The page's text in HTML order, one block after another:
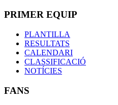
PRIMER EQUIP
PLANTILLA
RESULTATS
CALENDARI
CLASSIFICACIÓ
NOTÍCIES
FANS